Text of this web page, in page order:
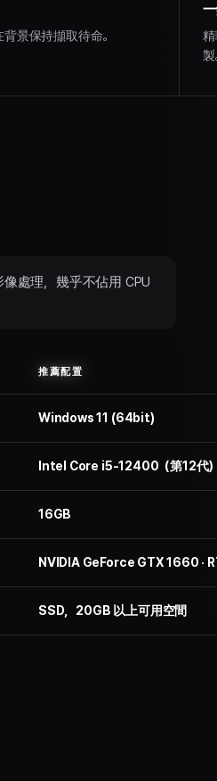
景保持擷取待命。
製
處理，幾乎不佔用 CPU
推薦配置
Windows 11 (64bit)
Intel Core i5-12400（第12代
16GB
NVIDIA GeForce GTX 1660 ·
SSD，20GB 以上可用空間